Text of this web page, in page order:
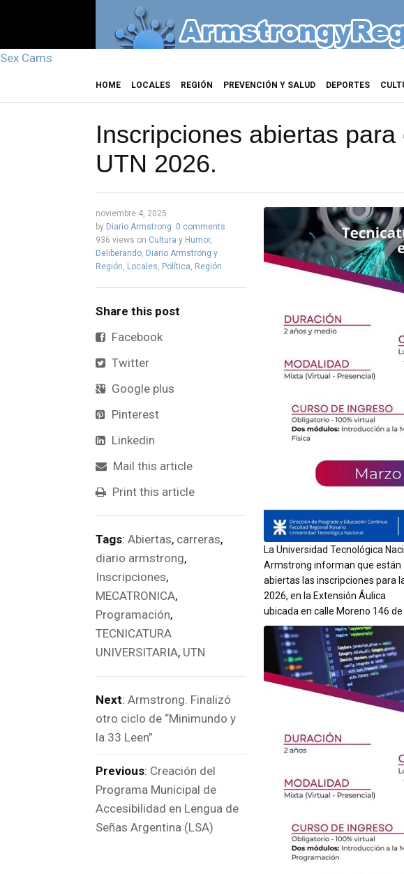
Sex Cams
HOME LOCALES REGIÓN PREVENCIÓN Y SALUD DEPORTES
Inscripciones abiertas
UTN 2026.
La Universidad Tecnológica
Armstrong informan que están
abiertas las inscripciones para
2026, en la Extensión Áulica
ubicada en calle Moreno 146
noviembre 4, 2025
by Diario Armstrong 0 comments
936 views on Cultura y Humor,
Deliberando, Diario Armstrong y
Región, Locales, Política, Región
Share this post
Facebook
Twitter
Google plus
Pinterest
Linkedin
Mail this article
Print this article
Tags: Abiertas, carreras,
diario armstrong,
Inscripciones,
MECATRONICA,
Programación,
TECNICATURA
UNIVERSITARIA, UTN
Next: Armstrong. Finalizó
otro ciclo de “Minimundo y
la 33 Leen”
Previous: Creación del
Programa Municipal de
Accesibilidad en Lengua de
Señas Argentina (LSA)